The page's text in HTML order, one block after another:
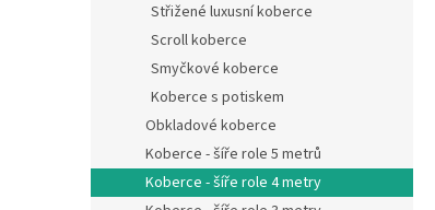
Střižené luxusní koberce
Scroll koberce
Smyčkové koberce
Koberce s potiskem
Obkladové koberce
Koberce - šíře role 5 metrů
Koberce - šíře role 4 metry